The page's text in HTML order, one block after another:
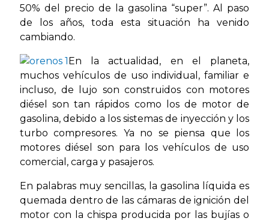
50% del precio de la gasolina “super”. Al paso
de los años, toda esta situación ha venido
cambiando.
En la actualidad, en el planeta,
muchos vehículos de uso individual, familiar e
incluso, de lujo son construidos con motores
diésel son tan rápidos como los de motor de
gasolina, debido a los sistemas de inyección y los
turbo compresores. Ya no se piensa que los
motores diésel son para los vehículos de uso
comercial, carga y pasajeros.
En palabras muy sencillas, la gasolina líquida es
quemada dentro de las cámaras de ignición del
motor con la chispa producida por las bujías o